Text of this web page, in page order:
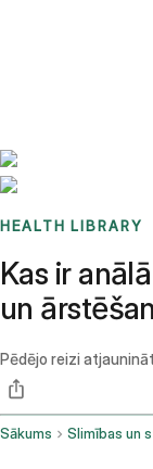
HEALTH LIBRARY
Kas ir
un
Pēdējo reizi
Sākums Slimības un